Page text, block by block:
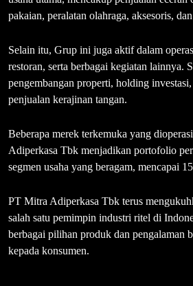
pakaian, peralatan olahraga, aksesoris,
Selain itu, Grup ini juga aktif dalam
restoran, serta berbagai kegiatan lainnya.
pengembangan properti, holding
penjualan kerajinan tangan.
Beberapa merek terkemuka yang
Adiperkasa Tbk menjadikan portofolio
segmen usaha yang beragam, mencapai
PT Mitra Adiperkasa Tbk terus
salah satu pemimpin industri ritel di
berbagai pilihan produk dan pengalaman
kepada konsumen.